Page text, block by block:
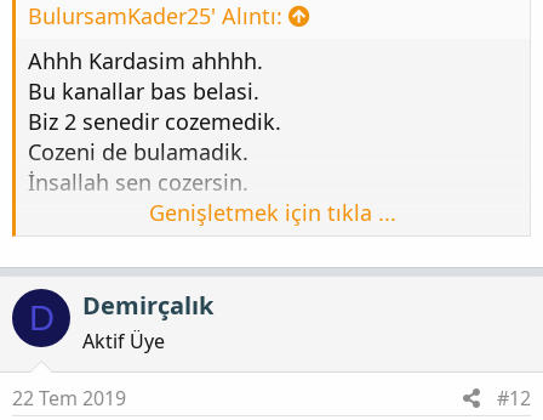
BulursamKader25' Alıntı:
Ahhh Kardasim ahhhh.
Bu kanallar bas belasi.
Biz 2 senedir cozemedik.
Cozeni de bulamadik.
İnsallah sen cozersin.
Ekli dosyayı görüntüle 251444[/QUOT
:254 :200
Genişletmek için tıkla ...
D Demirçalık
Aktif Üye
22 Tem 2019 #12